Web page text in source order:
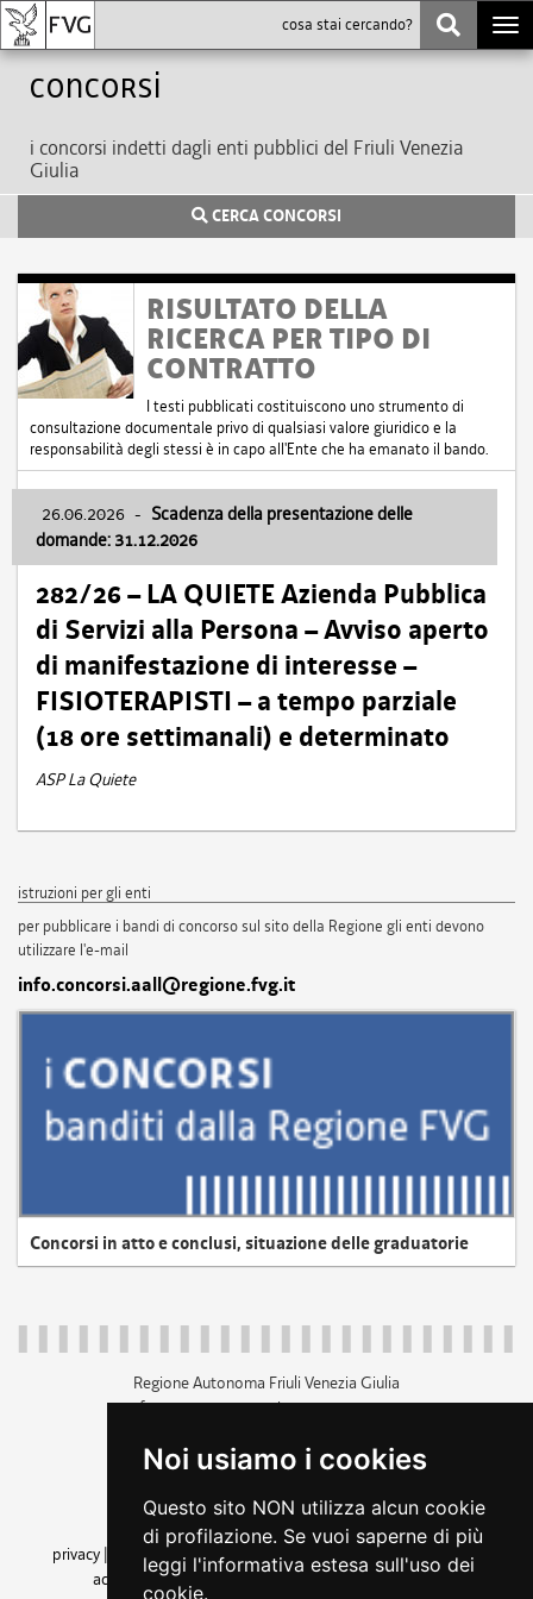
Noi usiamo i cookies
Questo sito NON utilizza alcun cookie
di profilazione. Se vuoi saperne di più
leggi l'informativa estesa sull'uso dei
cookie.
Concorsi
i concorsi indetti dagli enti pubblici del Friuli Venezia
Giulia
CERCA CONCORSI
RISULTATO DELLA
RICERCA PER TIPO DI
CONTRATTO
I testi pubblicati costituiscono uno strumento di
consultazione documentale privo di qualsiasi valore giuridico e la
responsabilità degli stessi è in capo all'Ente che ha emanato il bando.
26.06.2026 - Scadenza della presentazione delle
domande: 31.12.2026
282/26 – LA QUIETE Azienda Pubblica
di Servizi alla Persona – Avviso aperto
di manifestazione di interesse –
FISIOTERAPISTI – a tempo parziale
(18 ore settimanali) e determinato
ASP La Quiete
istruzioni per gli enti
per pubblicare i bandi di concorso sul sito della Regione gli enti devono
utilizzare l'e-mail
info.concorsi.aall@regione.fvg.it
Concorsi in atto e conclusi, situazione delle graduatorie
Regione Autonoma Friuli Venezia Giulia
c.f. 80014930327; p.iva 00526040324
+39 040 3771111
amministrazione trasparente
privacy
cookie |note legali accessibilità
dichiarazione di
accessibilità| feedback cambio preferenze cookie